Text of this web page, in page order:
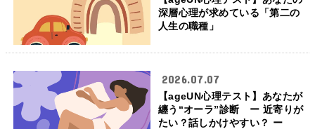
深層心理が求めている「第二の
人生の職種」
2026.07.07
【ageUN心理テスト】あなたが
纏う“オーラ”診断 ー 近寄りが
たい？話しかけやすい？ ー